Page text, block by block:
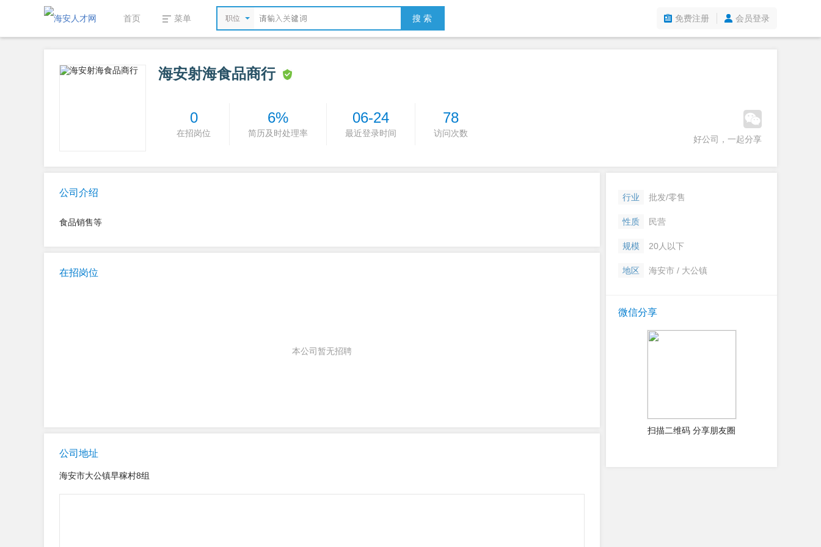
首页 菜单 职位 搜 索 免费注册 会员登录
海安射海食品商行
0
在招岗位
6%
简历及时处理率
06-24
最近登录时间
78
访问次数
好公司，一起分享
公司介绍
食品销售等
在招岗位
本公司暂无招聘
公司地址
海安市大公镇早稼村8组
行业 批发/零售
性质 民营
规模 20人以下
地区 海安市 / 大公镇
微信分享
扫描二维码 分享朋友圈